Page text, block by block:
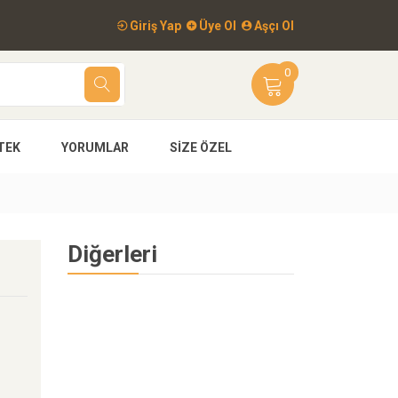
Giriş Yap Üye Ol Aşçı Ol
0
YORUMLAR SIZE ÖZEL
Diğerleri